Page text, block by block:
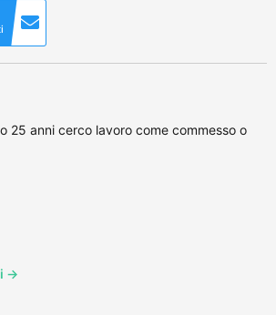
25 anni cerco lavoro come commesso o
→